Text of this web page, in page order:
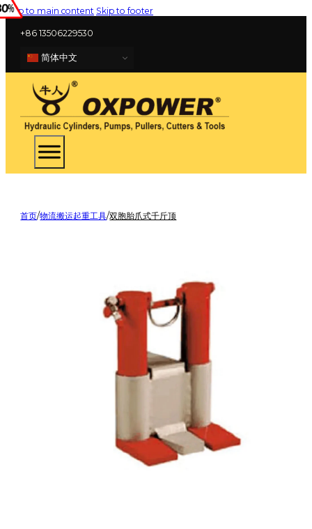
Skip to main content Skip to footer
+86 13506229530
简体中文
首页/物流搬运起重工具/双胞胎爪式千斤顶